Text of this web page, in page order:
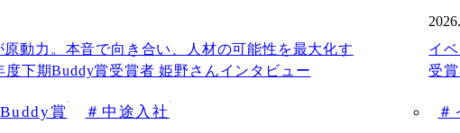
原動力。本音で向き合い、人材の可能性を最大化す
度下期Buddy賞受賞者 姫野さんインタビュー
Buddy賞 中途入社
イ
受